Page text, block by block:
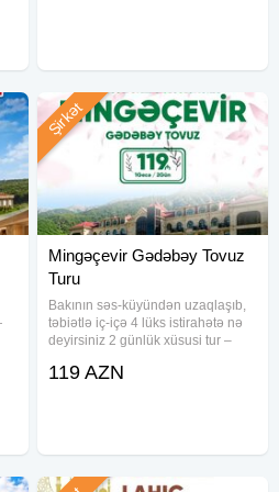
Mingəçevir Gədəbəy Tovuz
Turu
Bakının səs-küyündən uzaqlaşıb,
təbiətlə iç-içə 4 lüks istirahətə nə
deyirsiniz 2 günlük xüsusi tur –
gözləyir! Seçim sizin, xidməti bizə
Şirkət
119 AZN